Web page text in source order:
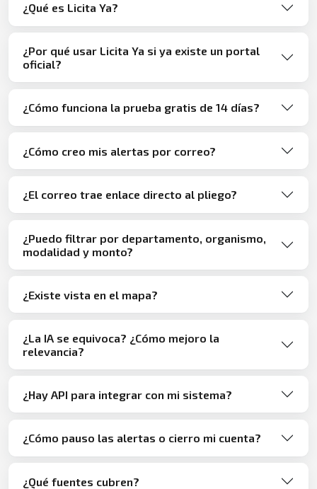
¿Qué es Licita Ya?
¿Por qué usar Licita Ya si ya existe un portal
oficial?
¿Cómo funciona la prueba gratis de 14 días?
¿Cómo creo mis alertas por correo?
¿El correo trae enlace directo al pliego?
¿Puedo filtrar por departamento, organismo,
modalidad y monto?
¿Existe vista en el mapa?
¿La IA se equivoca? ¿Cómo mejoro la
relevancia?
¿Hay API para integrar con mi sistema?
¿Cómo pauso las alertas o cierro mi cuenta?
¿Qué fuentes cubren?